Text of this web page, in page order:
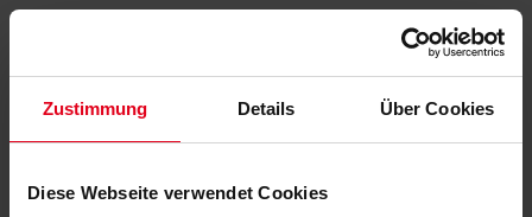
Zustimmung Details Über Cookies
Diese Webseite verwendet Cookies